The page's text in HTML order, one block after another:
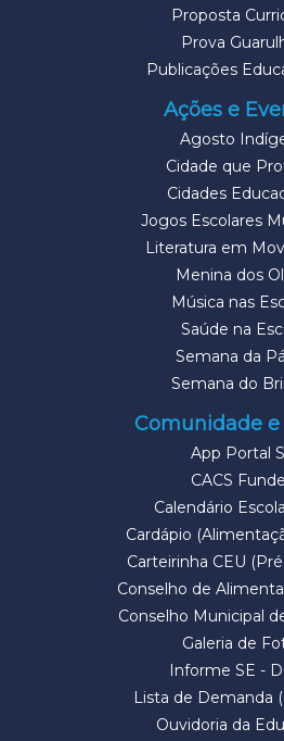
Proposta
Prova
Publicações
Ações e
Agosto
Cidade que
Cidades
Jogos Escolares
Literatura em
Menina dos
Música nas
Saúde na
Semana da
Semana do
Comunidade
App Portal
CACS
Calendário
Cardápio
Carteirinha CEU
Conselho de
Conselho Municipal
Galeria de
Informe SE -
Lista de Demanda
Ouvidoria da